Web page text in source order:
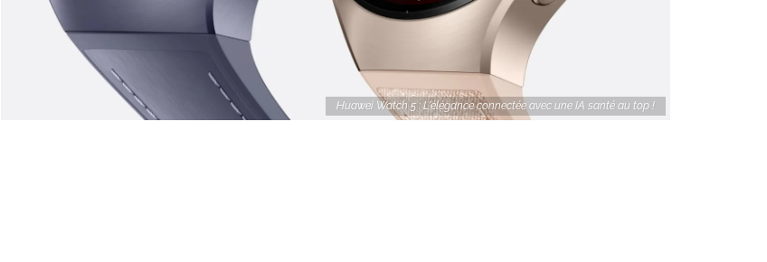
Huawei Watch 5 : L'élégance connectée avec une IA santé au top !